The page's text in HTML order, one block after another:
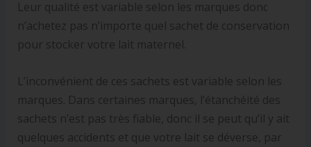
Leur qualité est variable selon les marques donc
n’achetez pas n’importe quel sachet de conservation
pour stocker votre lait maternel.
L’inconvénient de ces sachets est variable selon les
marques. Dans certaines marques, l’étanchéité des
sachets n’est pas très fiable, donc il se peut qu’il y ait
quelques accidents et que votre lait se déverse, par